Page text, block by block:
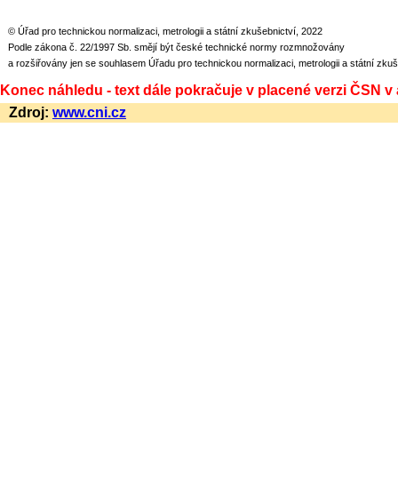
© Úřad pro technickou normalizaci, metrologii a státní zkušebnictví, 2022
Podle zákona č. 22/1997 Sb. smějí být české technické normy rozmnožovány
a rozšiřovány jen se souhlasem Úřadu pro technickou normalizaci, metrologii a státní
Konec náhledu - text dále pokračuje v placené verzi ČSN
Zdroj: www.cni.cz